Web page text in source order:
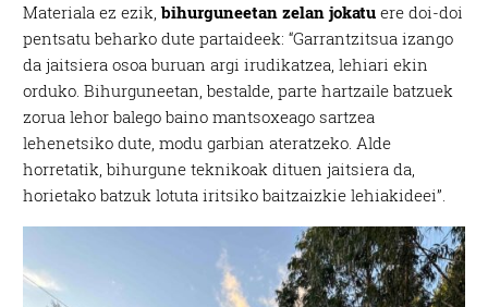
Materiala ez ezik,bihurguneetan zelan jokatu ere doi-doi
pentsatu beharko dute partaideek: “Garrantzitsua izango
da jaitsiera osoa buruan argi irudikatzea, lehiari ekin
orduko. Bihurguneetan, bestalde, parte hartzaile batzuek
zorua lehor balego baino mantsoxeago sartzea
lehenetsiko dute, modu garbian ateratzeko. Alde
horretatik, bihurgune teknikoak dituen jaitsiera da,
horietako batzuk lotuta iritsiko baitzaizkie lehiakideei”.